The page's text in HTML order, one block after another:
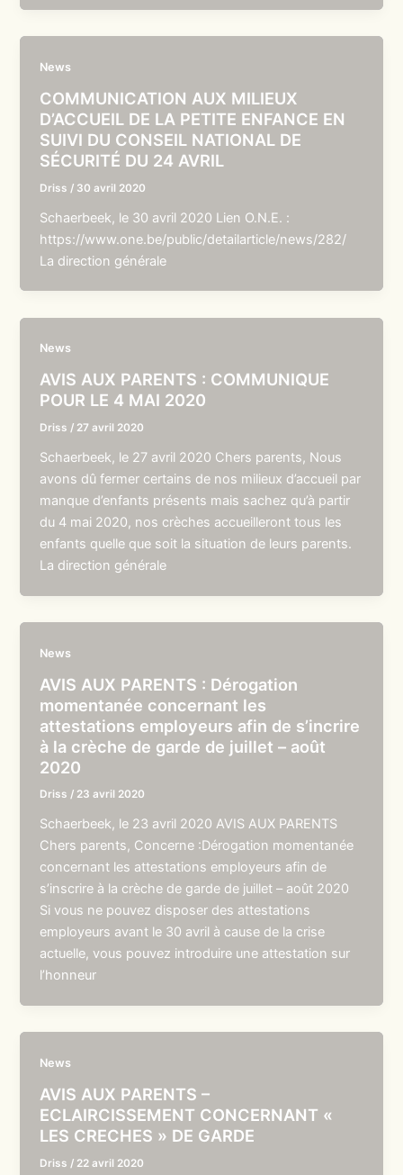
News
COMMUNICATION AUX MILIEUX
D’ACCUEIL DE LA PETITE ENFANCE EN
SUIVI DU CONSEIL NATIONAL DE
SÉCURITÉ DU 24 AVRIL
Driss / 30 avril 2020
Schaerbeek, le 30 avril 2020 Lien O.N.E. :
https://www.one.be/public/detailarticle/news/282/
La direction générale
News
AVIS AUX PARENTS : COMMUNIQUE
POUR LE 4 MAI 2020
Driss / 27 avril 2020
Schaerbeek, le 27 avril 2020 Chers parents, Nous
avons dû fermer certains de nos milieux d’accueil par
manque d’enfants présents mais sachez qu’à partir
du 4 mai 2020, nos crèches accueilleront tous les
enfants quelle que soit la situation de leurs parents.
La direction générale
News
AVIS AUX PARENTS : Dérogation
momentanée concernant les
attestations employeurs afin de s’incrire
à la crèche de garde de juillet – août
2020
Driss / 23 avril 2020
Schaerbeek, le 23 avril 2020 AVIS AUX PARENTS
Chers parents, Concerne :Dérogation momentanée
concernant les attestations employeurs afin de
s’inscrire à la crèche de garde de juillet – août 2020
Si vous ne pouvez disposer des attestations
employeurs avant le 30 avril à cause de la crise
actuelle, vous pouvez introduire une attestation sur
l’honneur
News
AVIS AUX PARENTS –
ECLAIRCISSEMENT CONCERNANT «
LES CRECHES » DE GARDE
Driss / 22 avril 2020